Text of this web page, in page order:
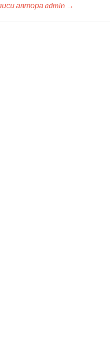
автора admin →